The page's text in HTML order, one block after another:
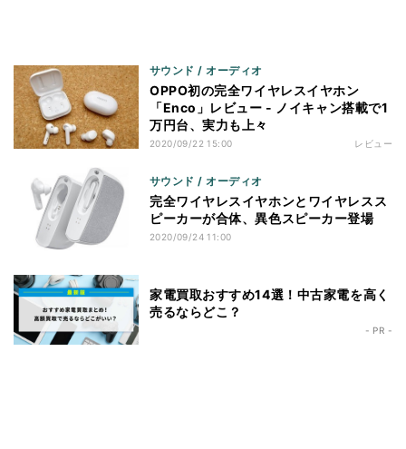
サウンド / オーディオ
OPPO初の完全ワイヤレスイヤホン
「Enco」レビュー - ノイキャン搭載で1
万円台、実力も上々
2020/09/22 15:00 レビュー
サウンド / オーディオ
完全ワイヤレスイヤホンとワイヤレスス
ピーカーが合体、異色スピーカー登場
2020/09/24 11:00
家電買取おすすめ14選！中古家電を高く
売るならどこ？
- PR -